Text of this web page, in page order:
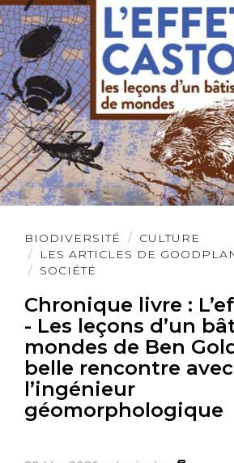
BIODIVERSITÉ
CULTURE
LES ARTICLES DE
SOCIÉTÉ
Chronique livre :
- Les leçons d’un
mondes de Ben
belle rencontre avec
l’ingénieur
géomorphologique
Lire
l'article